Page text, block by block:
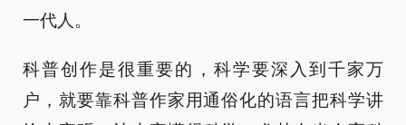
一代人。
科普创作是很重要的，科学要深入到千家万
户，就要靠科普作家用通俗化的语言把科学讲